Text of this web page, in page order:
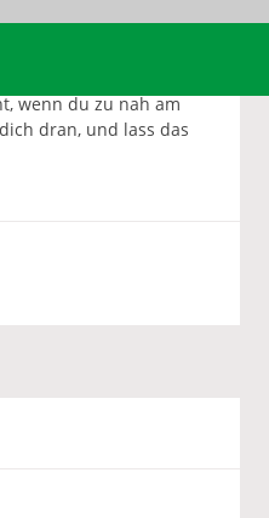
wenn du zu nah am
dran, und lass das